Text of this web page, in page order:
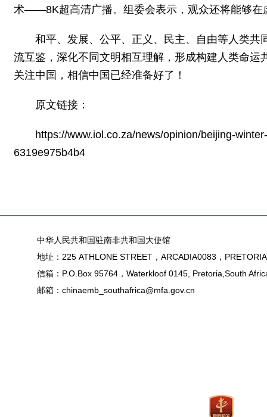
术——8K超高清广播。组委会表示，观众还将能够在
和平、发展、公平、正义、民主、自由等人类
流互鉴，深化不同文明相互理解，形成构建人类命
关注中国，相信中国已经准备好了！
原文链接：
https://www.iol.co.za/news/opinion/beijing-
6319e975b4b4
中华人民共和国驻南非共和国大使馆
地址：225 ATHLONE STREET，ARCADIA0083，
信箱：P.O.Box 95764，Waterkloof 0145, Pretoria,South
邮箱：chinaemb_southafrica@mfa.gov.cn